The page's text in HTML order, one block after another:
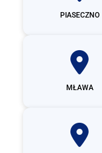
PIASECZNO
MŁAWA